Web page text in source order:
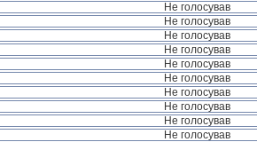
Не голосував
Не голосував
Не голосував
Не голосував
Не голосував
Не голосував
Не голосував
Не голосував
Не голосував
Не голосував